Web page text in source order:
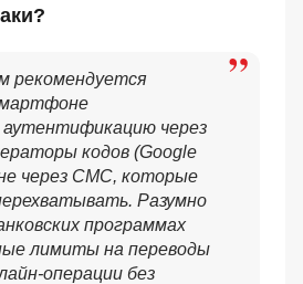
рекомендуется
через
кодов (Google
через СМС, которые
Разумно
программах
лимиты на переводы
операции без